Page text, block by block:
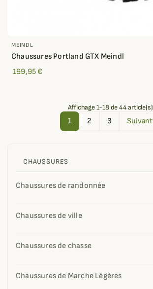
CHAUSSURES
Chaussures de randonnée
Chaussures de ville
Chaussures de chasse
Chaussures de Marche Légères
MEINDL
Chaussures Portland GTX Meindl
199,95 €
Affichage 1-18 de 44 article(s)
1 2 3 Suivant